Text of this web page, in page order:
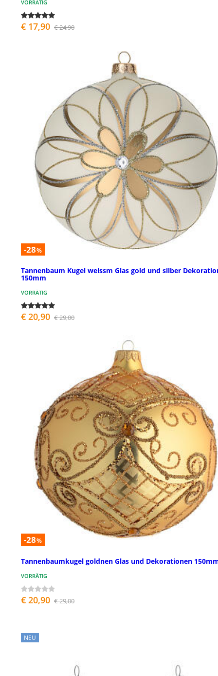
VORRÄTIG
€ 17,90 € 24,90
-28%
Tannenbaum Kugel weissm Glas gold und silber
150mm
VORRÄTIG
€ 20,90 € 29,00
-28%
Tannenbaumkugel goldnen Glas und Dekorationen
VORRÄTIG
€ 20,90 € 29,00
NEU